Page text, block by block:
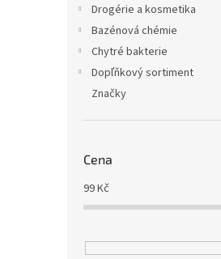
Drogérie a kosmetika
Bazénová chémie
Chytré bakterie
Dopľňkový sortiment
Značky
Cena
99Kč